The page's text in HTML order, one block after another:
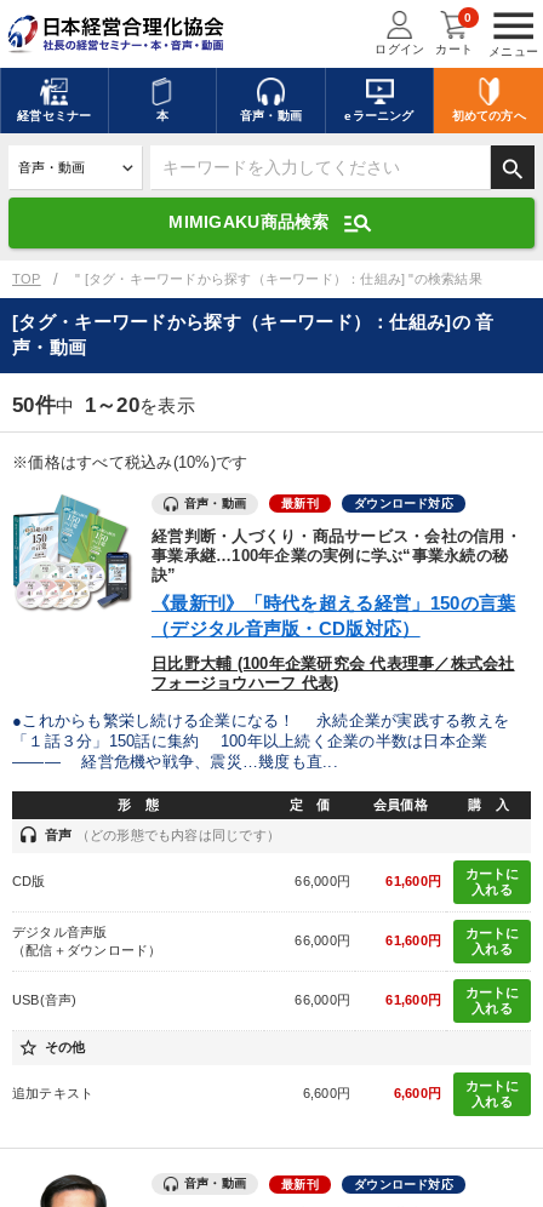
menu
メニュー
ログイン カート
0
経営セミナー 本 音声・動画 eラーニング 初めての方へ
search
MIMIGAKU商品検索 manage_search
キーワードを入力して探す
デジタル版対応のみ検索結果に表示する
search 上記の条件で検索
mic 講演収録物を探す
全国経営者セミナー講演収録物（全1315タイトル）からお探しいただけ
ます
優秀各社の智恵と戦略 事業家のロマンと経営
若手異才経営者の発想 専門家のアドバイス
リーダーの器量を学ぶ
テーマ
2026年春季全国経営者セミナー収録講演ＣＤ・講演ＤＶＤ・デジ
タル版（音声／動画ストリーミング・ダウンロード）
最新刊・戦略参謀ChatGPT実戦法と中小企業のDXと講話ご案内
業種
TOP " [タグ・キーワードから探す（キーワード）：仕組み] "の検索結果
[タグ・キーワードから探す（キーワード）：仕組み]の 音
声・動画
50件中 1～20を表示
※価格はすべて税込み(10%)です
音声・動画 最新刊 ダウンロード対応
経営判断・人づくり・商品サービス・会社の信用・
事業承継…100年企業の実例に学ぶ“事業永続の秘
訣”
《最新刊》「時代を超える経営」150の言葉
（デジタル音声版・CD版対応）
日比野大輔 (100年企業研究会 代表理事／株式会社
フォージョウハーフ 代表)
●これからも繁栄し続ける企業になる！ 永続企業が実践する教えを
「１話３分」150話に集約 100年以上続く企業の半数は日本企業
――― 経営危機や戦争、震災…幾度も直...
形 態 定 価 会員価格 購 入
headset 音声 （どの形態でも内容は同じです）
CD版 66,000円 61,600円
カートに
入れる
デジタル音声版
（配信＋ダウンロード）
66,000円 61,600円
カートに
入れる
USB(音声) 66,000円 61,600円
カートに
入れる
star_border その他
追加テキスト 6,600円 6,600円
カートに
入れる
音声・動画 最新刊 ダウンロード対応